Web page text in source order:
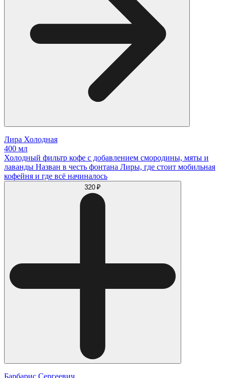
Лира Холодная
400 мл
Холодный фильтр кофе с добавлением смородины, мяты и
лаванды Назван в честь фонтана Лиры, где стоит мобильная
кофейня и где всё начиналось
320 ₽
Барбарис Сергеевич